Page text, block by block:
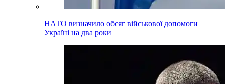
НАТО визначило обсяг військової допомоги
Україні на два роки